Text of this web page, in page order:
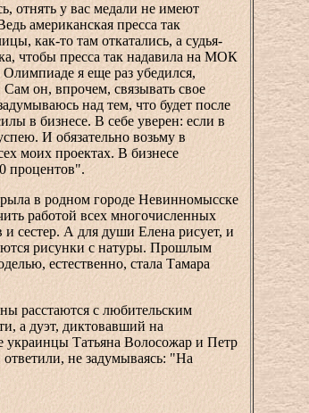
отнять у вас медали не имеют
американская пресса так
как-то там откатались, а судья-
чтобы пресса так надавила на МОК
я еще раз убедился,
он, впрочем, связывать свое
над тем, что будет после
в бизнесе. В себе уверен: если в
И обязательно возьму в
моих проектах. В бизнесе
процентов".
в родном городе Невинномысске
работой всех многочисленных
сестер. А для души Елена рисует, и
рисунки с натуры. Прошлым
естественно, стала Тамара
расстаются с любительским
а дуэт, диктовавший на
Татьяна Волосожар и Петр
не задумываясь: "На